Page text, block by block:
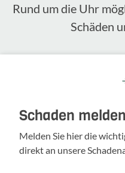
Rund um die Uhr
Schäden
Schaden melden
Melden Sie hier die
direkt an unsere